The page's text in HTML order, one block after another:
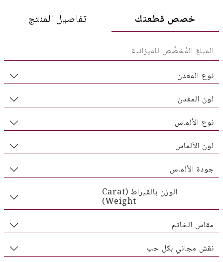
خصص قطعتك تفاصيل المنتج
نوع المعدن
لون المعدن
نوع الألماس
لون الألماس
جودة الألماس
الوزن بالقيراط (Carat
Weight)
مقاس الخاتم
نقش مجاني بكل حب